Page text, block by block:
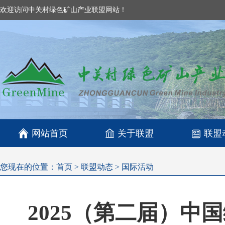
欢迎访问中关村绿色矿山产业联盟网站！
 网站首页 关于联盟 联盟
您现在的位置： 首页 > 联盟动态 > 国际活动
2025（第二届）中